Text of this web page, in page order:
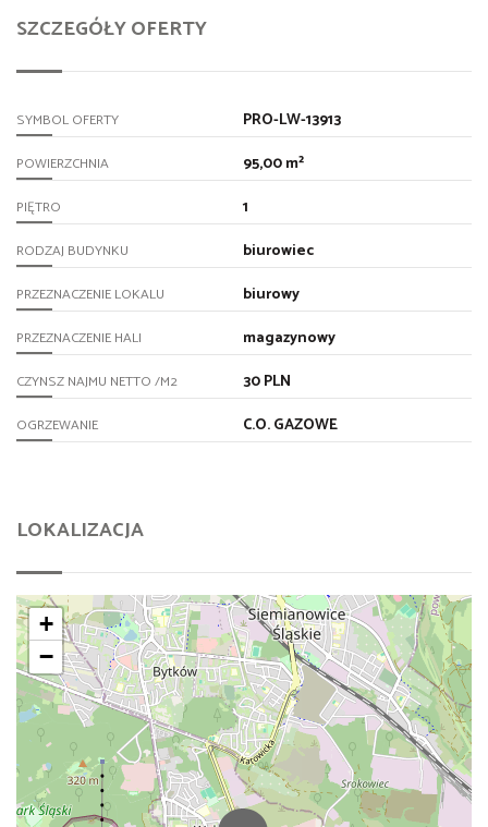
SZCZEGÓŁY OFERTY
SYMBOL OFERTY PRO-LW-13913
POWIERZCHNIA 95,00 m²
PIĘTRO 1
RODZAJ BUDYNKU biurowiec
PRZEZNACZENIE LOKALU biurowy
PRZEZNACZENIE HALI magazynowy
CZYNSZ NAJMU NETTO /M2 30 PLN
OGRZEWANIE C.O. GAZOWE
LOKALIZACJA
+
−